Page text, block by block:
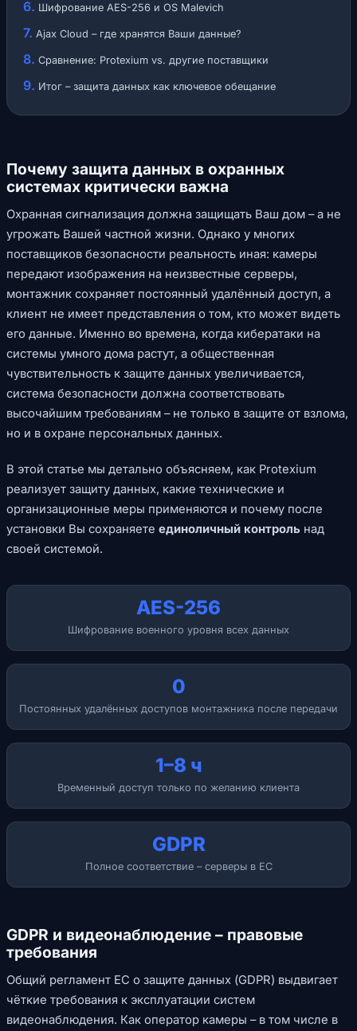
Шифрование AES-256 и OS Malevich
Ajax Cloud – где хранятся Ваши данные?
Сравнение: Protexium vs. другие поставщики
Итог – защита данных как ключевое обещание
Почему защита данных в охранных
системах критически важна
Охранная сигнализация должна защищать Ваш дом – а не
угрожать Вашей частной жизни. Однако у многих
поставщиков безопасности реальность иная: камеры
передают изображения на неизвестные серверы,
монтажник сохраняет постоянный удалённый доступ, а
клиент не имеет представления о том, кто может видеть
его данные. Именно во времена, когда кибератаки на
системы умного дома растут, а общественная
чувствительность к защите данных увеличивается,
система безопасности должна соответствовать
высочайшим требованиям – не только в защите от взлома,
но и в охране персональных данных.
В этой статье мы детально объясняем, как Protexium
реализует защиту данных, какие технические и
организационные меры применяются и почему после
установки Вы сохраняете единоличный контроль над
своей системой.
AES-256
Шифрование военного уровня всех данных
0
Постоянных удалённых доступов монтажника после передачи
1–8 ч
Временный доступ только по желанию клиента
GDPR
Полное соответствие – серверы в ЕС
GDPR и видеонаблюдение – правовые
требования
Общий регламент ЕС о защите данных (GDPR) выдвигает
чёткие требования к эксплуатации систем
видеонаблюдения. Как оператор камеры – в том числе в